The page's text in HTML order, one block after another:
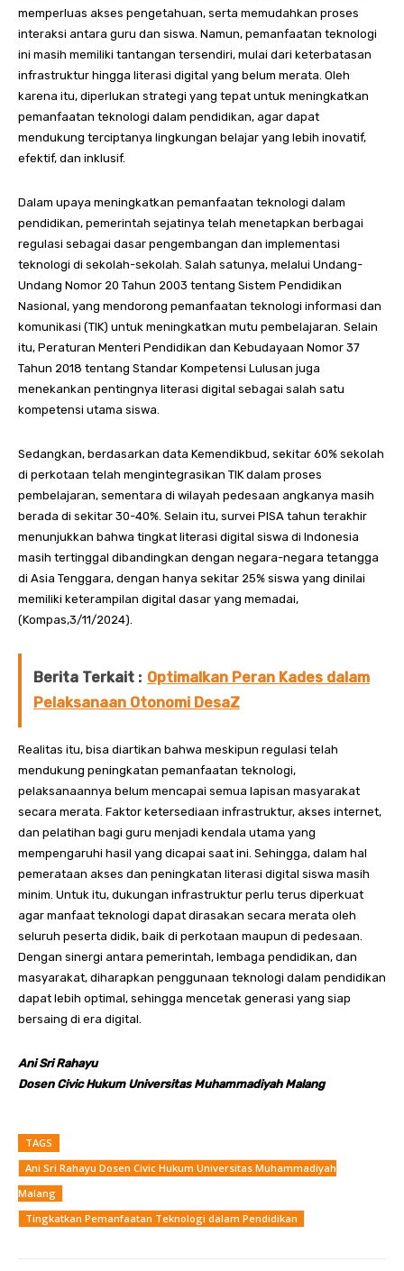
memperluas akses pengetahuan, serta memudahkan proses
interaksi antara guru dan siswa. Namun, pemanfaatan teknologi
ini masih memiliki tantangan tersendiri, mulai dari keterbatasan
infrastruktur hingga literasi digital yang belum merata. Oleh
karena itu, diperlukan strategi yang tepat untuk meningkatkan
pemanfaatan teknologi dalam pendidikan, agar dapat
mendukung terciptanya lingkungan belajar yang lebih inovatif,
efektif, dan inklusif.
Dalam upaya meningkatkan pemanfaatan teknologi dalam
pendidikan, pemerintah sejatinya telah menetapkan berbagai
regulasi sebagai dasar pengembangan dan implementasi
teknologi di sekolah-sekolah. Salah satunya, melalui Undang-
Undang Nomor 20 Tahun 2003 tentang Sistem Pendidikan
Nasional, yang mendorong pemanfaatan teknologi informasi dan
komunikasi (TIK) untuk meningkatkan mutu pembelajaran. Selain
itu, Peraturan Menteri Pendidikan dan Kebudayaan Nomor 37
Tahun 2018 tentang Standar Kompetensi Lulusan juga
menekankan pentingnya literasi digital sebagai salah satu
kompetensi utama siswa.
Sedangkan, berdasarkan data Kemendikbud, sekitar 60% sekolah
di perkotaan telah mengintegrasikan TIK dalam proses
pembelajaran, sementara di wilayah pedesaan angkanya masih
berada di sekitar 30-40%. Selain itu, survei PISA tahun terakhir
menunjukkan bahwa tingkat literasi digital siswa di Indonesia
masih tertinggal dibandingkan dengan negara-negara tetangga
di Asia Tenggara, dengan hanya sekitar 25% siswa yang dinilai
memiliki keterampilan digital dasar yang memadai,
(Kompas,3/11/2024).
Berita Terkait : Optimalkan Peran Kades dalam
Pelaksanaan Otonomi DesaZ
Realitas itu, bisa diartikan bahwa meskipun regulasi telah
mendukung peningkatan pemanfaatan teknologi,
pelaksanaannya belum mencapai semua lapisan masyarakat
secara merata. Faktor ketersediaan infrastruktur, akses internet,
dan pelatihan bagi guru menjadi kendala utama yang
mempengaruhi hasil yang dicapai saat ini. Sehingga, dalam hal
pemerataan akses dan peningkatan literasi digital siswa masih
minim. Untuk itu, dukungan infrastruktur perlu terus diperkuat
agar manfaat teknologi dapat dirasakan secara merata oleh
seluruh peserta didik, baik di perkotaan maupun di pedesaan.
Dengan sinergi antara pemerintah, lembaga pendidikan, dan
masyarakat, diharapkan penggunaan teknologi dalam pendidikan
dapat lebih optimal, sehingga mencetak generasi yang siap
bersaing di era digital.
Ani Sri Rahayu
Dosen Civic Hukum Universitas Muhammadiyah Malang
TAGS
Ani Sri Rahayu Dosen Civic Hukum Universitas Muhammadiyah
Malang
Tingkatkan Pemanfaatan Teknologi dalam Pendidikan